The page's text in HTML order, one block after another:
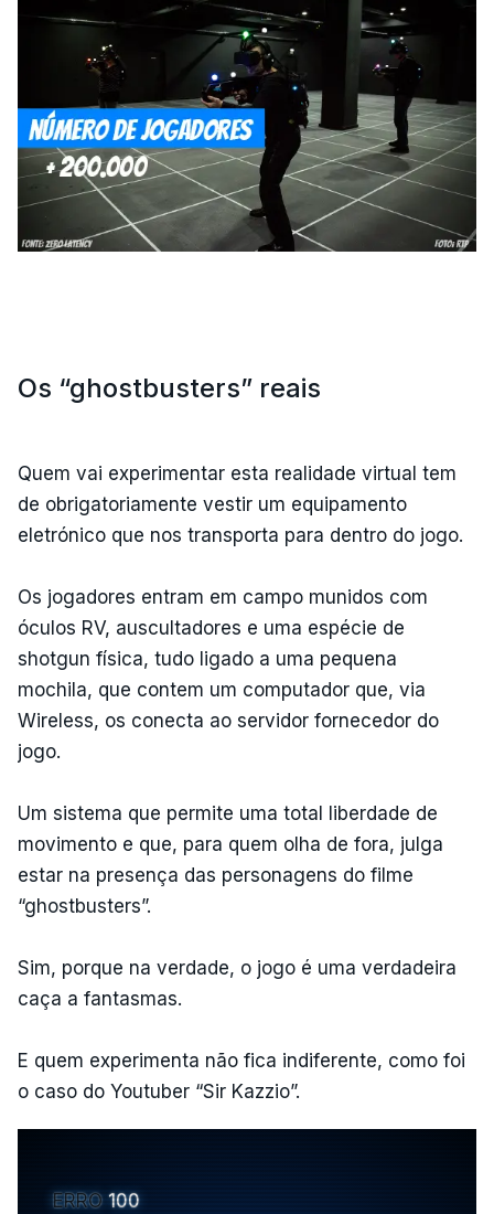
Os “ghostbusters” reais
Quem vai experimentar esta realidade virtual tem
de obrigatoriamente vestir um equipamento
eletrónico que nos transporta para dentro do jogo.
Os jogadores entram em campo munidos com
óculos RV, auscultadores e uma espécie de
shotgun física, tudo ligado a uma pequena
mochila, que contem um computador que, via
Wireless, os conecta ao servidor fornecedor do
jogo.
Um sistema que permite uma total liberdade de
movimento e que, para quem olha de fora, julga
estar na presença das personagens do filme
“ghostbusters”.
Sim, porque na verdade, o jogo é uma verdadeira
caça a fantasmas.
E quem experimenta não fica indiferente, como foi
o caso do Youtuber “Sir Kazzio”.
ERRO 100